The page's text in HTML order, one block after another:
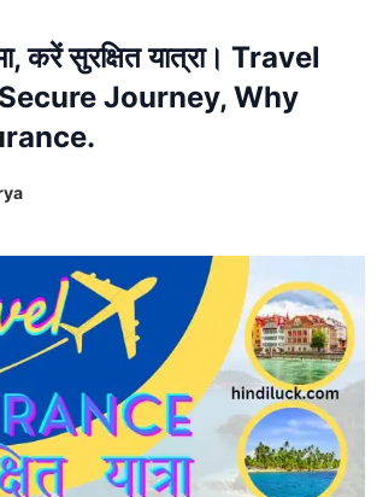
करें सुरक्षित यात्रा। Travel
Journey, Why